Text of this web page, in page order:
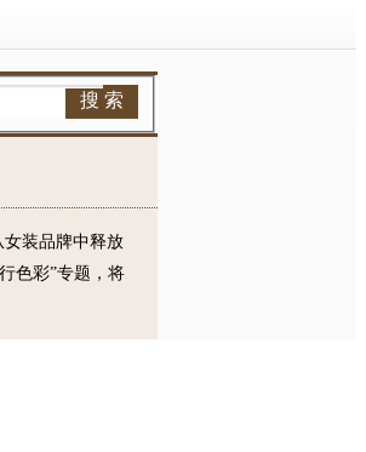
搜 索
装品牌中释放
色彩”专题，将